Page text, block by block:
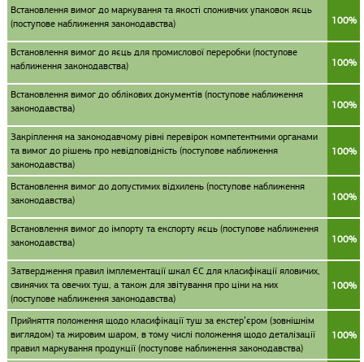
Встановлення вимог до маркування та якості споживчих упаковок яєць
(поступове наближення законодавства)
100%
Встановлення вимог до яєць для промислової переробки (поступове
наближення законодавства)
100%
Встановлення вимог до облікових документів (поступове наближення
законодавства)
100%
Закріплення на законодавчому рівні перевірок компетентними органами
та вимог до рішень про невідповідність (поступове наближення
законодавства)
100%
Встановлення вимог до допустимих відхилень (поступове наближення
законодавства)
100%
Встановлення вимог до імпорту та експорту яєць (поступове наближення
законодавства)
100%
Затвердження правил імплементації шкал ЄС для класифікації яловичих,
свинячих та овечих туш, а також для звітування про ціни на них
(поступове наближення законодавства)
100%
Прийняття положення щодо класифікації туш за екстер’єром (зовнішнім
виглядом) та жировим шаром, в тому числі положення щодо деталізації
правил маркування продукції (поступове наближення законодавства)
100%